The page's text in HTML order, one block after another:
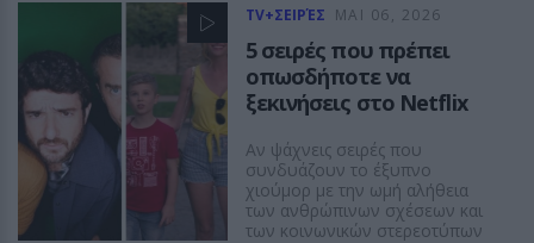
TV+ΣΕΙΡΈΣ ΜΑΙ 06, 2026
5 σειρές που πρέπει
οπωσδήποτε να
ξεκινήσεις στο Netflix
Αν ψάχνεις σειρές που
συνδυάζουν το έξυπνο
χιούμορ με την ωμή αλήθεια
των ανθρώπινων σχέσεων και
των κοινωνικών στερεοτύπων